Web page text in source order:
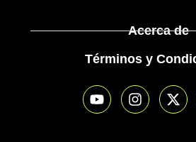
Acerca de
Términos y